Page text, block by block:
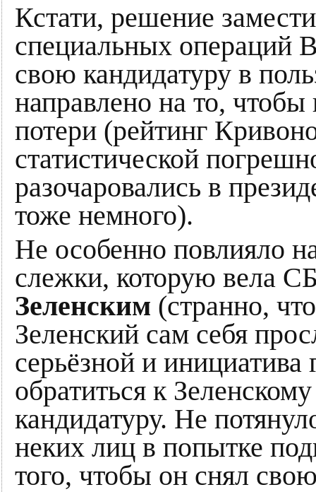
Кстати, решение
специальных
свою кандидатуру в
направлено на то,
потери (рейтинг
статистической
разочаровались в
тоже немного).
Не особенно повлияло
слежки, которую вела
Зеленским (странно,
Зеленский сам себя
серьёзной и инициатива
обратиться к
кандидатуру. Не
неких лиц в попытке
того, чтобы он снял